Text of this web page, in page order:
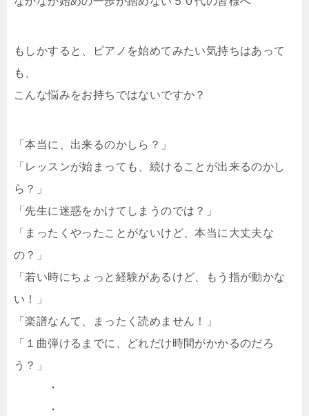
もしかすると、ピアノを始めてみたい気持ちはあって
も、
こんな悩みをお持ちではないですか？
「本当に、出来るのかしら？」
「レッスンが始まっても、続けることが出来るのかし
ら？」
「先生に迷惑をかけてしまうのでは？」
「まったくやったことがないけど、本当に大丈夫な
の？」
「若い時にちょっと経験があるけど、もう指が動かな
い！」
「楽譜なんて、まったく読めません！」
「１曲弾けるまでに、どれだけ時間がかかるのだろ
う？」
・
・